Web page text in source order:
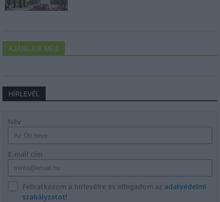
AJÁNLJUK MÉG
HÍRLEVÉL
Név
E-mail cím
Feliratkozom a hírlevélre és elfogadom az adatvédelmi
szabályzatot!